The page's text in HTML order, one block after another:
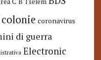
colonie coronavirus
di guerra
Electronic